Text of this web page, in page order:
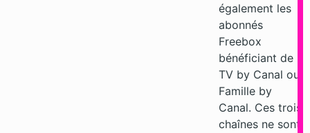
également les
abonnés
Freebox
bénéficiant de
TV by Canal ou
Famille by
Canal. Ces trois
chaînes ne sont